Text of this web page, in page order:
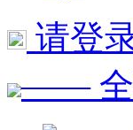
请登
—— 全